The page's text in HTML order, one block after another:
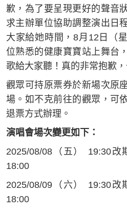
歉，為了要呈現更好的聲音
求主辦單位協助調整演出日
大家給她時間，8月12日（
位熟悉的健康寶寶站上舞台
歌給大家聽！真的非常抱歉，
觀眾可持原票券於新場次原
場。如不克前往的觀眾，可
退票方式辦理。
演唱會場次變更如下：
2025/08/08（五） 19:30改
18:00
2025/08/09（六） 19:30改
18:00